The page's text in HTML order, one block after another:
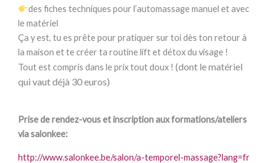
des fiches techniques pour l’automassage manuel et avec
le matériel
Ça y est, tu es prête pour pratiquer sur toi dès ton retour à
la maison et te créer ta routine lift et détox du visage !
Tout est compris dans le prix tout doux ! (dont le matériel
qui vaut déjà 30 euros)
Prise de rendez-vous et inscription aux formations/ateliers
via salonkee:
http://www.salonkee.be/salon/a-temporel-massage?lang=fr